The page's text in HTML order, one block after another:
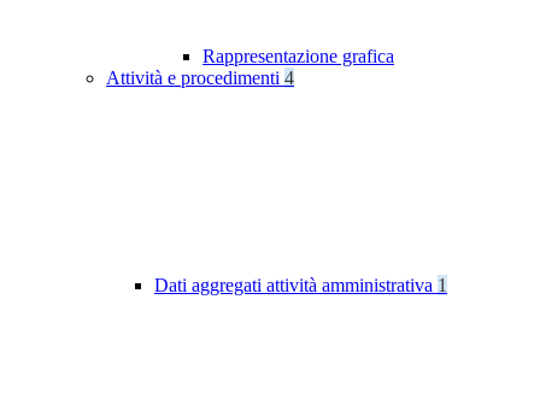
Rappresentazione grafica
Attività e procedimenti 4
Dati aggregati attività amministrativa 1